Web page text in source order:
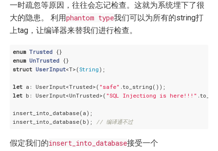
一时疏忽等原因，往往会忘记检查。这就为系统埋下了很
大的隐患。 利用phantom type我们可以为所有的string打
上tag，让编译器来替我们进行检查。
enum Trusted
enum UnTrusted
struct UserInput<T>(String );
let a: UserInput<Trusted>( "safe"
let b: UserInput<UnTrusted>( "SQL Injectiong is here!!!"
insert_into_database(a);
insert_into_database(b);
// 编译通不过
假定我们的insert_into_database接受一个